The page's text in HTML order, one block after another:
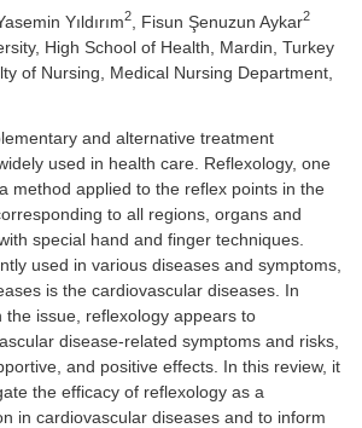
Yasemin Yıldırım2 , Fisun Şenuzun Aykar2
High School of Health, Mardin, Turkey
of Nursing, Medical Nursing Department,
and alternative treatment
used in health care. Reflexology, one
method applied to the reflex points in the
to all regions, organs and
special hand and finger techniques.
used in various diseases and symptoms,
is the cardiovascular diseases. In
the issue, reflexology appears to
disease-related symptoms and risks,
and positive effects. In this review, it
the efficacy of reflexology as a
in cardiovascular diseases and to inform